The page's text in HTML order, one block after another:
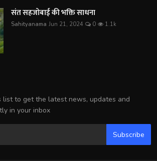
संत सहजोबाई की भक्ति साधना
Sahityanama Jun 21, 2024 0 1.1k
list to get the latest news, updates and
in your inbox
Subscribe